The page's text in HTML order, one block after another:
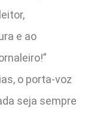
e ao
o porta-voz
seja sempre